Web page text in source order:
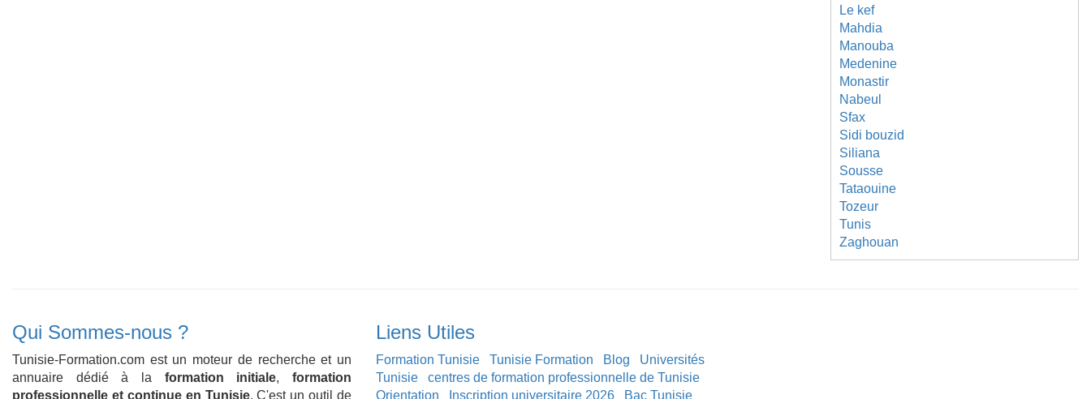
Le kef
Mahdia
Manouba
Medenine
Monastir
Nabeul
Sfax
Sidi bouzid
Siliana
Sousse
Tataouine
Tozeur
Tunis
Zaghouan
Qui Sommes-nous ?
Tunisie-Formation.com est un moteur de recherche et un
annuaire dédié à la formation initiale,formation
professionnelle et continue en Tunisie. C'est un outil de
Liens Utiles
Formation Tunisie Tunisie Formation Blog
Universités
Tunisie
centres de formation professionnelle de Tunisie
Orientation
Inscription universitaire 2026 Bac Tunisie